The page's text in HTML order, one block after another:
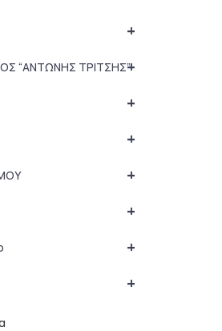
+
+
“ΑΝΤΩΝΗΣ ΤΡΙΤΣΗΣ”
+
+
+
+
+
+